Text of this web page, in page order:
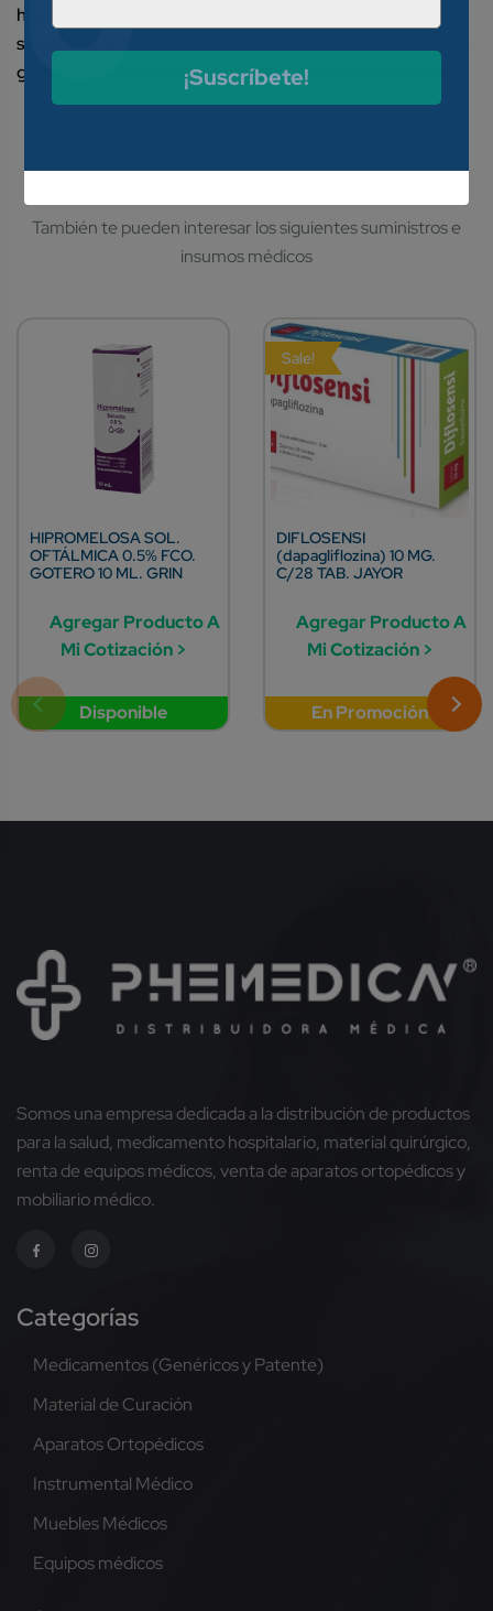
huesos y articulaciones (incluyendo os­teomielitis),
septicemia y meningitis causadas por bacterias aeróbicas
grampositivas y bacterias gramnegativas susceptibles.
Disponible
HIPROMELOSA SOL.
OFTÁLMICA 0.5% FCO.
GOTERO 10 ML. GRIN
Agregar Producto A
Mi Cotización >
En Promoción
Sale!
DIFLOSENSI
(dapagliflozina) 10 MG.
C/28 TAB. JAYOR
Agregar Producto A
Mi Cotización >
Somos una empresa dedicada a la distribución de productos
para la salud, medicamento hospitalario, material quirúrgico,
renta de equipos médicos, venta de aparatos ortopédicos y
mobiliario médico.
Categorías
Medicamentos (Genéricos y Patente)
Material de Curación
Aparatos Ortopédicos
Instrumental Médico
Muebles Médicos
Equipos médicos
¡Suscríbete!